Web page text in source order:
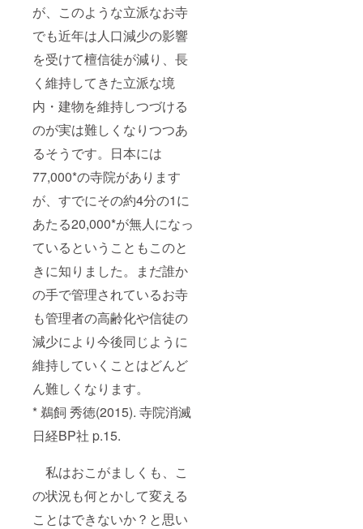
が、このような立派なお寺
でも近年は人口減少の影響
を受けて檀信徒が減り、長
く維持してきた立派な境
内・建物を維持しつづける
のが実は難しくなりつつあ
るそうです。日本には
77,000*の寺院があります
が、すでにその約4分の1に
あたる20,000*が無人になっ
ているということもこのと
きに知りました。まだ誰か
の手で管理されているお寺
も管理者の高齢化や信徒の
減少により今後同じように
維持していくことはどんど
ん難しくなります。
* 鵜飼 秀徳(2015). 寺院消滅
日経BP社 p.15.
私はおこがましくも、こ
の状況も何とかして変える
ことはできないか？と思い